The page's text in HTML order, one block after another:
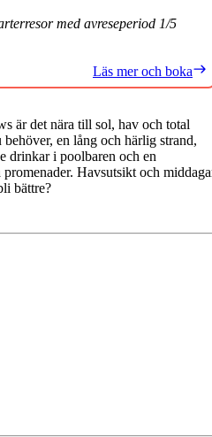
är det nära till sol, hav och total
en lång och härlig strand,
drinkar i poolbaren och en
Havsutsikt och
bättre?
med avreseperiod 1/5
Läs mer och boka